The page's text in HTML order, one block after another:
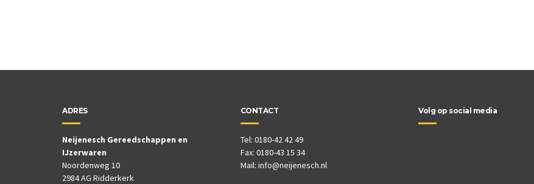
ADRES
Neijenesch Gereedschappen en
IJzerwaren
Noordenweg 10
2984 AG Ridderkerk
CONTACT
Tel: 0180-42 42 49
Fax: 0180-43 15 34
Mail: info@neijenesch.nl
Volg op social media